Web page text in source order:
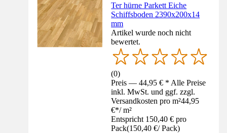
Ter hürne Parkett Eiche
Schiffsboden 2390x200x14
mm
Artikel wurde noch nicht
bewertet.
(0)
Preis — 44,95 € * Alle Preise
inkl. MwSt. und ggf. zzgl.
Versandkosten pro m²44,95
€*/ m²
Entspricht 150,40 € pro
Pack(150,40 €/ Pack)